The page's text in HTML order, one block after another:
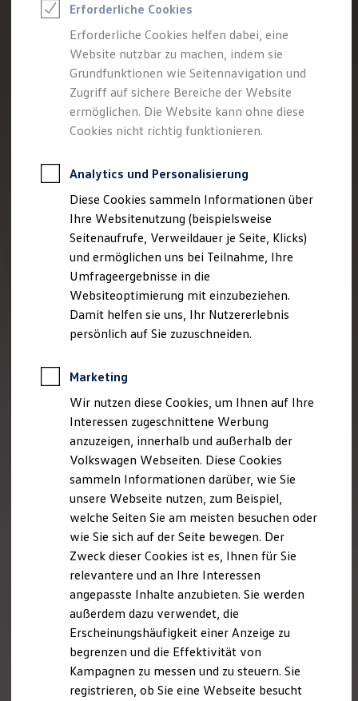
Elektroauto Leasing
Kleinwagen-Leasing
Leasing ohne Anzahlung
Finanzierung
Autokredit mit Schlussrate
Versicherungen und Garantien
Kfz-Versicherung
Restschuldversicherungen
Garantien
Professional Class bei Volkswagen
Behörden
Direktkunden
Sonderfahrzeuge
Anpfiff zum Gewinn
Elektromobilität
Elektroautos
ID. Tutorials
Elektrofahrzeugkonzepte
ID. EVERY1
Reichweite
Rekuperation
Laden unterwegs
Laden Zuhause
Ladestationen finden
Ladezeitensimulator
Batterie
Sicherheit
Nachhaltigkeit
Technologie
Kosten und Kauf
Kaufoptionen
E-Auto-Förderung
Software und Konnektivität
Die ID. Software 6
ID. Software Versionen und Updates
Digitale Extras
Schnittstellen zu Ihrem ID.
Hybridautos
Marke und Erlebnis
Volkswagen R und R Experience
Erforderliche Cookies
Erforderliche Cookies helfen dabei, eine
Website nutzbar zu machen, indem sie
Grundfunktionen wie Seitennavigation und
Zugriff auf sichere Bereiche der Website
ermöglichen. Die Website kann ohne diese
Cookies nicht richtig funktionieren.
Analytics und Personalisierung
Diese Cookies sammeln Informationen über
Ihre Websitenutzung (beispielsweise
Seitenaufrufe, Verweildauer je Seite, Klicks)
und ermöglichen uns bei Teilnahme, Ihre
Umfrageergebnisse in die
Websiteoptimierung mit einzubeziehen.
Damit helfen sie uns, Ihr Nutzererlebnis
persönlich auf Sie zuzuschneiden.
Marketing
Wir nutzen diese Cookies, um Ihnen auf Ihre
Interessen zugeschnittene Werbung
anzuzeigen, innerhalb und außerhalb der
Volkswagen Webseiten. Diese Cookies
sammeln Informationen darüber, wie Sie
unsere Webseite nutzen, zum Beispiel,
welche Seiten Sie am meisten besuchen oder
wie Sie sich auf der Seite bewegen. Der
Zweck dieser Cookies ist es, Ihnen für Sie
relevantere und an Ihre Interessen
angepasste Inhalte anzubieten. Sie werden
außerdem dazu verwendet, die
Erscheinungshäufigkeit einer Anzeige zu
begrenzen und die Effektivität von
Kampagnen zu messen und zu steuern. Sie
registrieren, ob Sie eine Webseite besucht